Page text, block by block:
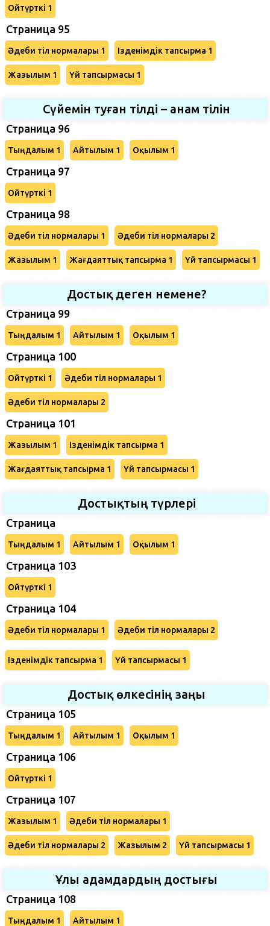
Ойтүрткі 1
Страница 95
Әдеби тіл нормалары 1 Ізденімдік тапсырма 1
Жазылым 1 Үй тапсырмасы 1
Сүйемін туған тілді – анам тілін
Страница 96
Тыңдалым 1 Айтылым 1 Оқылым 1
Страница 97
Ойтүрткі 1
Страница 98
Әдеби тіл нормалары 1 Әдеби тіл нормалары 2
Жазылым 1 Жағдаяттық тапсырма 1 Үй тапсырмасы 1
Достық деген немене?
Страница 99
Тыңдалым 1 Айтылым 1 Оқылым 1
Страница 100
Ойтүрткі 1 Әдеби тіл нормалары 1
Әдеби тіл нормалары 2
Страница 101
Жазылым 1 Ізденімдік тапсырма 1
Жағдаяттық тапсырма 1 Үй тапсырмасы 1
Достықтың түрлері
Страница
Тыңдалым 1 Айтылым 1 Оқылым 1
Страница 103
Ойтүрткі 1
Страница 104
Әдеби тіл нормалары 1 Әдеби тіл нормалары 2
Ізденімдік тапсырма 1 Үй тапсырмасы 1
Достық өлкесінің заңы
Страница 105
Тыңдалым 1 Айтылым 1 Оқылым 1
Страница 106
Ойтүрткі 1
Страница 107
Жазылым 1 Әдеби тіл нормалары 1
Әдеби тіл нормалары 2 Жазылым 2 Үй тапсырмасы 1
Ұлы адамдардың достығы
Страница 108
Тыңдалым 1 Айтылым 1